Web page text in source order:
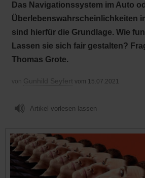
neuen
Tab)
Krieg und Frieden (Öffnet
in
neuen
Tab)
Gott neu denken
Flucht und Migration
Video-Podcast
Podcast »Veranstaltungen«
Das Navigationssystem im Auto
Überlebenswahrscheinlichkeiten
sind hierfür die Grundlage. Wie
Lassen sie sich fair gestalten?
Thomas Grote.
von Gunhild Seyfert vom 15.07.2021
Artikel vorlesen lassen